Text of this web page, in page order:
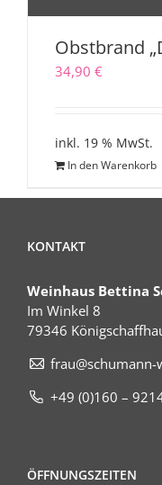
Obstbrand
34,90 €
inkl. 19 % MwSt.
In den Warenkorb
KONTAKT
Weinhaus Bettina
Im Winkel 8
79346
frau@schumann-
+49 (0)160 –
ÖFFNUNGSZEITEN